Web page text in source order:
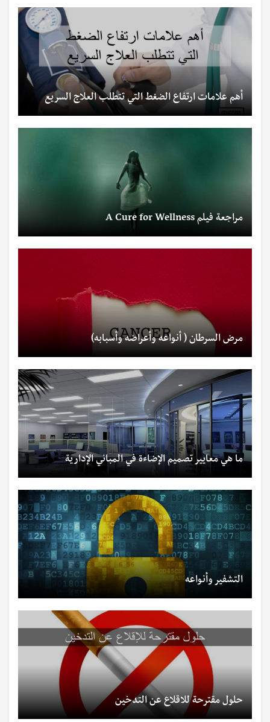
أهم علامات ارتفاع الضغط التي تتطلب العلاج السريع
مراجعة فيلم A Cure for Wellness
مرض السرطان ( أنواعه وأعراضه وأسبابه)
ما هي معايير تصميم الإضاءة في المباني الإدارية
التشفير وأنواعه
حلول مقترحة للاقلاع عن التدخين